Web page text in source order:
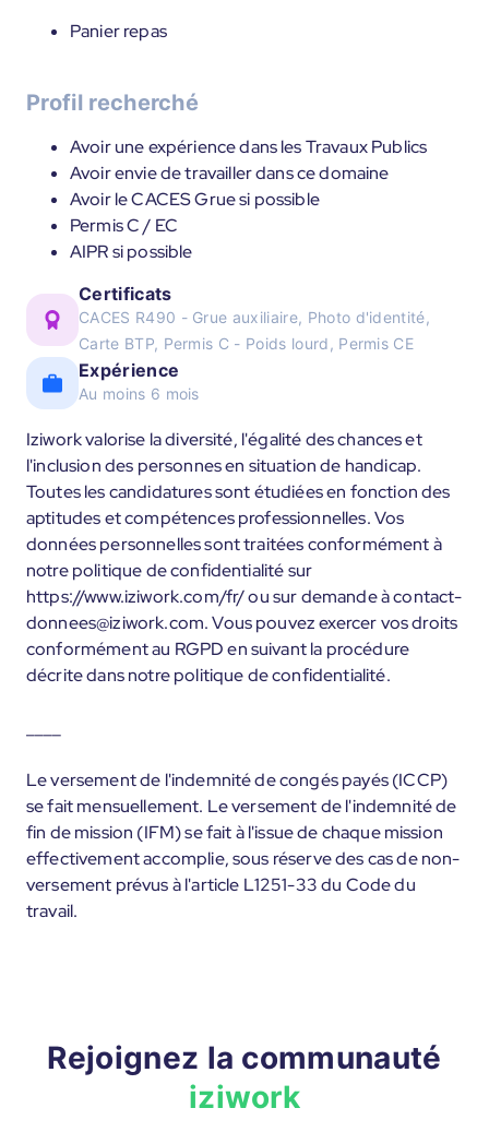
Panier repas
Profil recherché
Avoir une expérience dans les Travaux Publics
Avoir envie de travailler dans ce domaine
Avoir le CACES Grue si possible
Permis C / EC
AIPR si possible
Certificats
CACES R490 - Grue auxiliaire, Photo d'identité,
Carte BTP, Permis C - Poids lourd, Permis CE
Expérience
Au moins 6 mois
Iziwork valorise la diversité, l'égalité des chances et
l'inclusion des personnes en situation de handicap.
Toutes les candidatures sont étudiées en fonction des
aptitudes et compétences professionnelles. Vos
données personnelles sont traitées conformément à
notre politique de confidentialité sur
https://www.iziwork.com/fr/ ou sur demande à contact-
donnees@iziwork.com. Vous pouvez exercer vos droits
conformément au RGPD en suivant la procédure
décrite dans notre politique de confidentialité.
Le versement de l'indemnité de congés payés (ICCP)
se fait mensuellement. Le versement de l'indemnité de
fin de mission (IFM) se fait à l'issue de chaque mission
effectivement accomplie, sous réserve des cas de non-
versement prévus à l'article L1251-33 du Code du
travail.
Rejoignez la communauté
iziwork